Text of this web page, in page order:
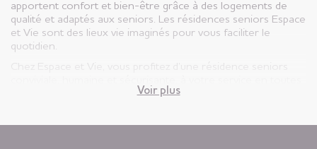
apportent confort et bien-être grâce à des logements de
qualité et adaptés aux seniors. Les résidences seniors Espace
et Vie sont des lieux vie imaginés pour vous faciliter le
quotidien.
vie privatif et vous êtes libre d’y vivre selon votre rythme et
Voir plus